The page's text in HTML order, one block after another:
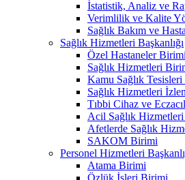
İstatistik, Analiz ve
Verimlilik ve Kalite
Sağlık Bakım ve
Sağlık Hizmetleri Başkanlığı
Özel Hastaneler Birimi
Sağlık Hizmetleri
Kamu Sağlık
Sağlık Hizmetleri
Tıbbi Cihaz ve
Acil Sağlık
Afetlerde Sağlık
SAKOM Birimi
Personel Hizmetleri
Atama Birimi
Özlük İşleri Birimi